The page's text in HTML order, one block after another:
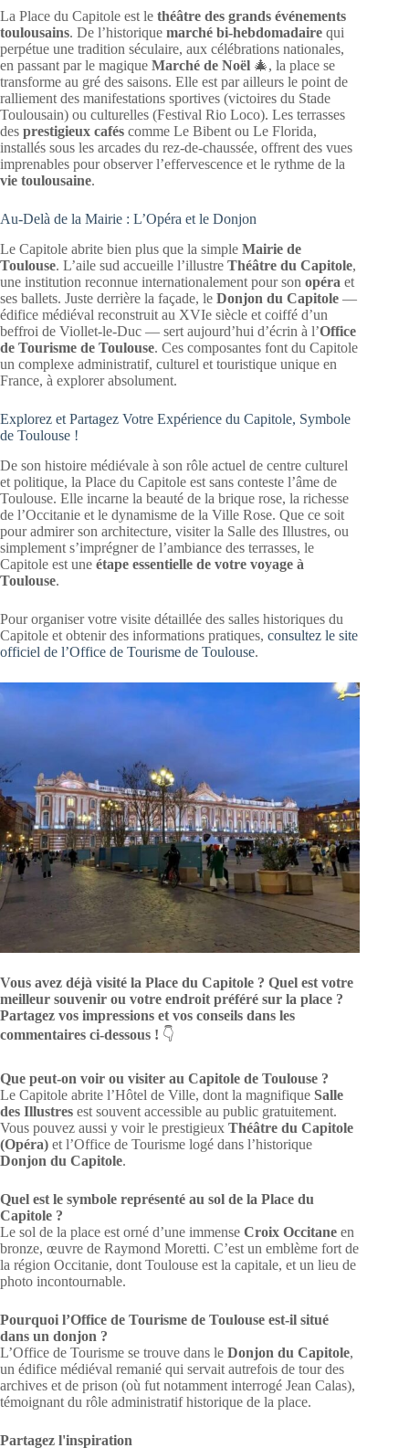
La Place du Capitole est le théâtre des grands événements
toulousains. De l’historique marché bi-hebdomadaire qui
perpétue une tradition séculaire, aux célébrations nationales,
en passant par le magique Marché de Noël 🎄, la place se
transforme au gré des saisons. Elle est par ailleurs le point de
ralliement des manifestations sportives (victoires du Stade
Toulousain) ou culturelles (Festival Rio Loco). Les terrasses
des prestigieux cafés comme Le Bibent ou Le Florida,
installés sous les arcades du rez-de-chaussée, offrent des vues
imprenables pour observer l’effervescence et le rythme de la
vie toulousaine.
Au-Delà de la Mairie : L’Opéra et le Donjon
Le Capitole abrite bien plus que la simple Mairie de
Toulouse. L’aile sud accueille l’illustre Théâtre du Capitole,
une institution reconnue internationalement pour son opéra et
ses ballets. Juste derrière la façade, le Donjon du Capitole —
édifice médiéval reconstruit au XVIe siècle et coiffé d’un
beffroi de Viollet-le-Duc — sert aujourd’hui d’écrin à l’Office
de Tourisme de Toulouse. Ces composantes font du Capitole
un complexe administratif, culturel et touristique unique en
France, à explorer absolument.
Explorez et Partagez Votre Expérience du Capitole, Symbole
de Toulouse !
De son histoire médiévale à son rôle actuel de centre culturel
et politique, la Place du Capitole est sans conteste l’âme de
Toulouse. Elle incarne la beauté de la brique rose, la richesse
de l’Occitanie et le dynamisme de la Ville Rose. Que ce soit
pour admirer son architecture, visiter la Salle des Illustres, ou
simplement s’imprégner de l’ambiance des terrasses, le
Capitole est une étape essentielle de votre voyage à
Toulouse.
Pour organiser votre visite détaillée des salles historiques du
Capitole et obtenir des informations pratiques, consultez le site
officiel de l’Office de Tourisme de Toulouse.
Vous avez déjà visité la Place du Capitole ? Quel est votre
meilleur souvenir ou votre endroit préféré sur la place ?
Partagez vos impressions et vos conseils dans les
commentaires ci-dessous ! 👇
Que peut-on voir ou visiter au Capitole de Toulouse ?
Le Capitole abrite l’Hôtel de Ville, dont la magnifique Salle
des Illustres est souvent accessible au public gratuitement.
Vous pouvez aussi y voir le prestigieux Théâtre du Capitole
(Opéra) et l’Office de Tourisme logé dans l’historique
Donjon du Capitole.
Quel est le symbole représenté au sol de la Place du
Capitole ?
Le sol de la place est orné d’une immense Croix Occitane en
bronze, œuvre de Raymond Moretti. C’est un emblème fort de
la région Occitanie, dont Toulouse est la capitale, et un lieu de
photo incontournable.
Pourquoi l’Office de Tourisme de Toulouse est-il situé
dans un donjon ?
L’Office de Tourisme se trouve dans le Donjon du Capitole,
un édifice médiéval remanié qui servait autrefois de tour des
archives et de prison (où fut notamment interrogé Jean Calas),
témoignant du rôle administratif historique de la place.
Partagez l'inspiration